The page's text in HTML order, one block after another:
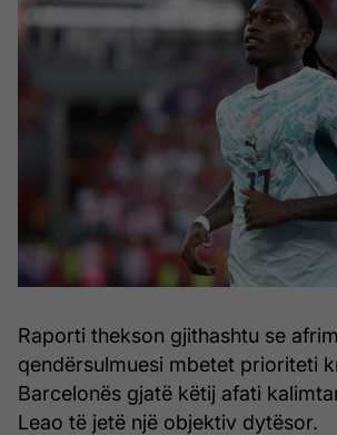
Raporti thekson gjithashtu se
qendërsulmuesi mbetet prioriteti
Barcelonës gjatë këtij afati
Leao të jetë një objektiv dytësor.